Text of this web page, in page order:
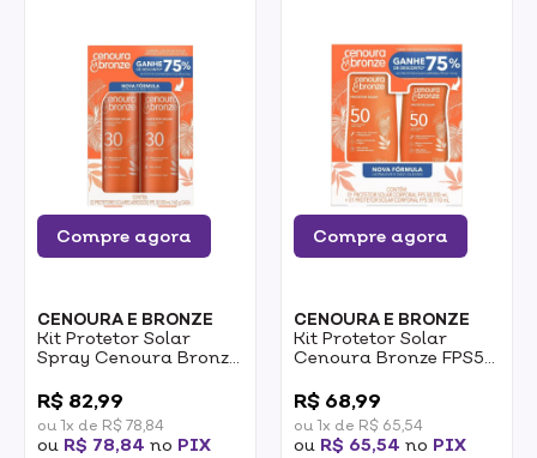
Compre agora
CENOURA E BRONZE
Kit Protetor Solar
Spray Cenoura Bronze
2x200ml
R$ 82,99
ou 1x de R$ 78,84
ou R$ 78,84 no PIX
Compre agora
CENOURA E BRONZE
Kit Protetor Solar
Cenoura Bronze FPS50
FPS50 110ml
R$ 68,99
ou 1x de R$ 65,54
ou R$ 65,54 no PIX